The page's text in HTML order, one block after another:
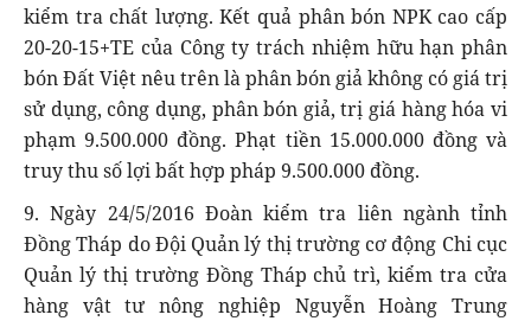
kiểm tra chất lượng. Kết quả phân bón NPK cao cấp
20-20-15+TE của Công ty trách nhiệm hữu hạn phân
bón Đất Việt nêu trên là phân bón giả không có giá trị
sử dụng, công dụng, phân bón giả, trị giá hàng hóa vi
phạm 9.500.000 đồng. Phạt tiền 15.000.000 đồng và
truy thu số lợi bất hợp pháp 9.500.000 đồng.
9. Ngày 24/5/2016 Đoàn kiểm tra liên ngành tỉnh
Đồng Tháp do Đội Quản lý thị trường cơ động Chi cục
Quản lý thị trường Đồng Tháp chủ trì, kiểm tra cửa
hàng vật tư nông nghiệp Nguyễn Hoàng Trung